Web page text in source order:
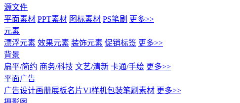
源文件
平面素材 PPT素材 图标素材 PS笔刷 更多>>
元素
漂浮元素 效果元素 装饰元素 促销标签 更多>>
背景
扁平/简约 商务/科技 文艺/清新 卡通/手绘 更多>>
平面广告
广告设计画册展板名片VI样机包装笔刷素材 更多>>